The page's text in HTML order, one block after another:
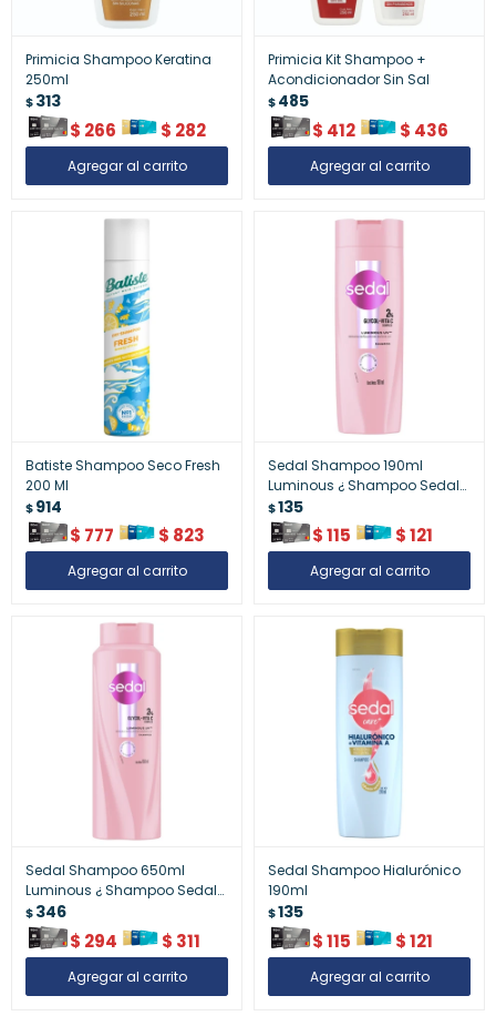
Primicia Shampoo Keratina
250ml
$313
$ 266 $ 282
Primicia Kit Shampoo +
Acondicionador Sin Sal
$485
$ 412 $ 436
Batiste Shampoo Seco Fresh
200 Ml
$914
$ 777 $ 823
Sedal Shampoo 190ml
Luminous ¿ Shampoo Sedal
Luminous 190 Ml
$135
$115 $121
Sedal Shampoo 650ml
Luminous ¿ Shampoo Sedal
Luminous 650 Ml
$346
$ 294 $ 311
Sedal Shampoo Hialurónico
190ml
$135
$115 $121